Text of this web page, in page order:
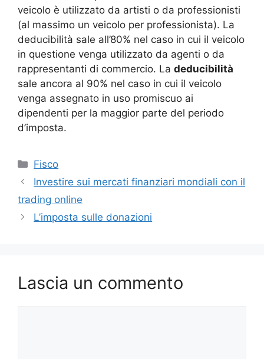
veicolo è utilizzato da artisti o da professionisti
(al massimo un veicolo per professionista). La
deducibilità sale all’80% nel caso in cui il veicolo
in questione venga utilizzato da agenti o da
rappresentanti di commercio. La deducibilità
sale ancora al 90% nel caso in cui il veicolo
venga assegnato in uso promiscuo ai
dipendenti per la maggior parte del periodo
d’imposta.
Categorie
Fisco
Investire sui mercati finanziari mondiali con il
trading online
L’imposta sulle donazioni
Lascia un commento